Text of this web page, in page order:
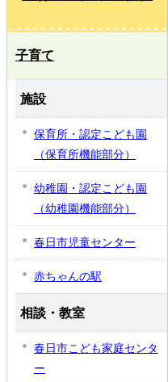
子育て
施設
保育所・認定こども園
（保育所機能部分）
幼稚園・認定こども園
（幼稚園機能部分）
春日市児童センター
赤ちゃんの駅
相談・教室
春日市こども家庭センタ
ー